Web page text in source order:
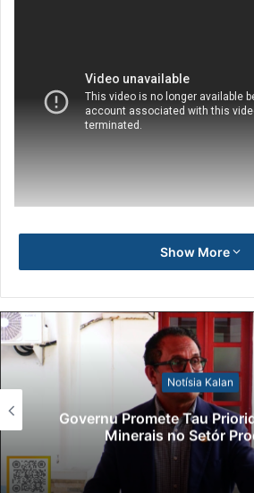
Show More
Notísia Kalan
Governu Promete Tau
Minerais no Setór